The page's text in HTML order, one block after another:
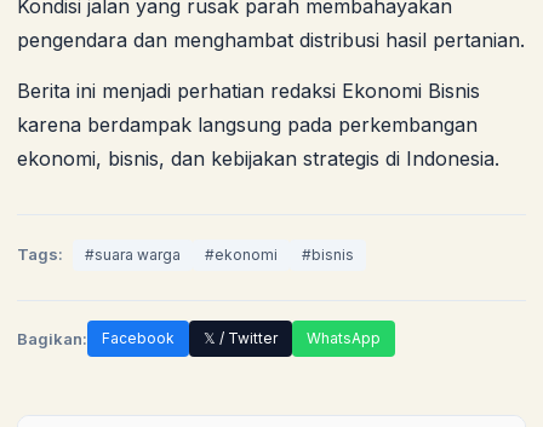
Kondisi jalan yang rusak parah membahayakan
pengendara dan menghambat distribusi hasil pertanian.
Berita ini menjadi perhatian redaksi Ekonomi Bisnis
karena berdampak langsung pada perkembangan
ekonomi, bisnis, dan kebijakan strategis di Indonesia.
Tags: #suara warga #ekonomi #bisnis
Bagikan: Facebook 𝕏 / Twitter WhatsApp